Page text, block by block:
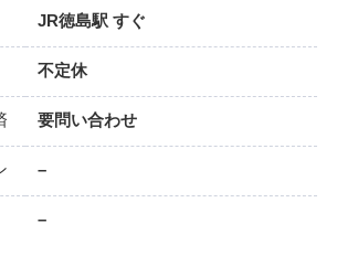
JR徳島駅 すぐ
不定休
要問い合わせ
–
–